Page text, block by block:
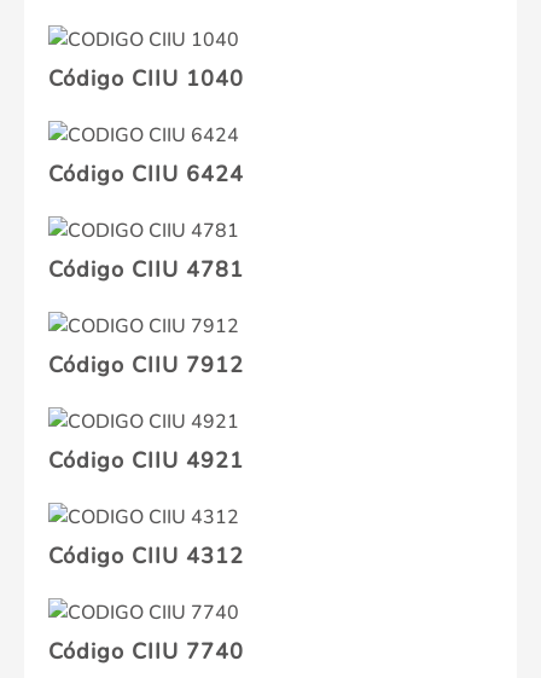
Código CIIU 1040
Código CIIU 6424
Código CIIU 4781
Código CIIU 7912
Código CIIU 4921
Código CIIU 4312
Código CIIU 7740